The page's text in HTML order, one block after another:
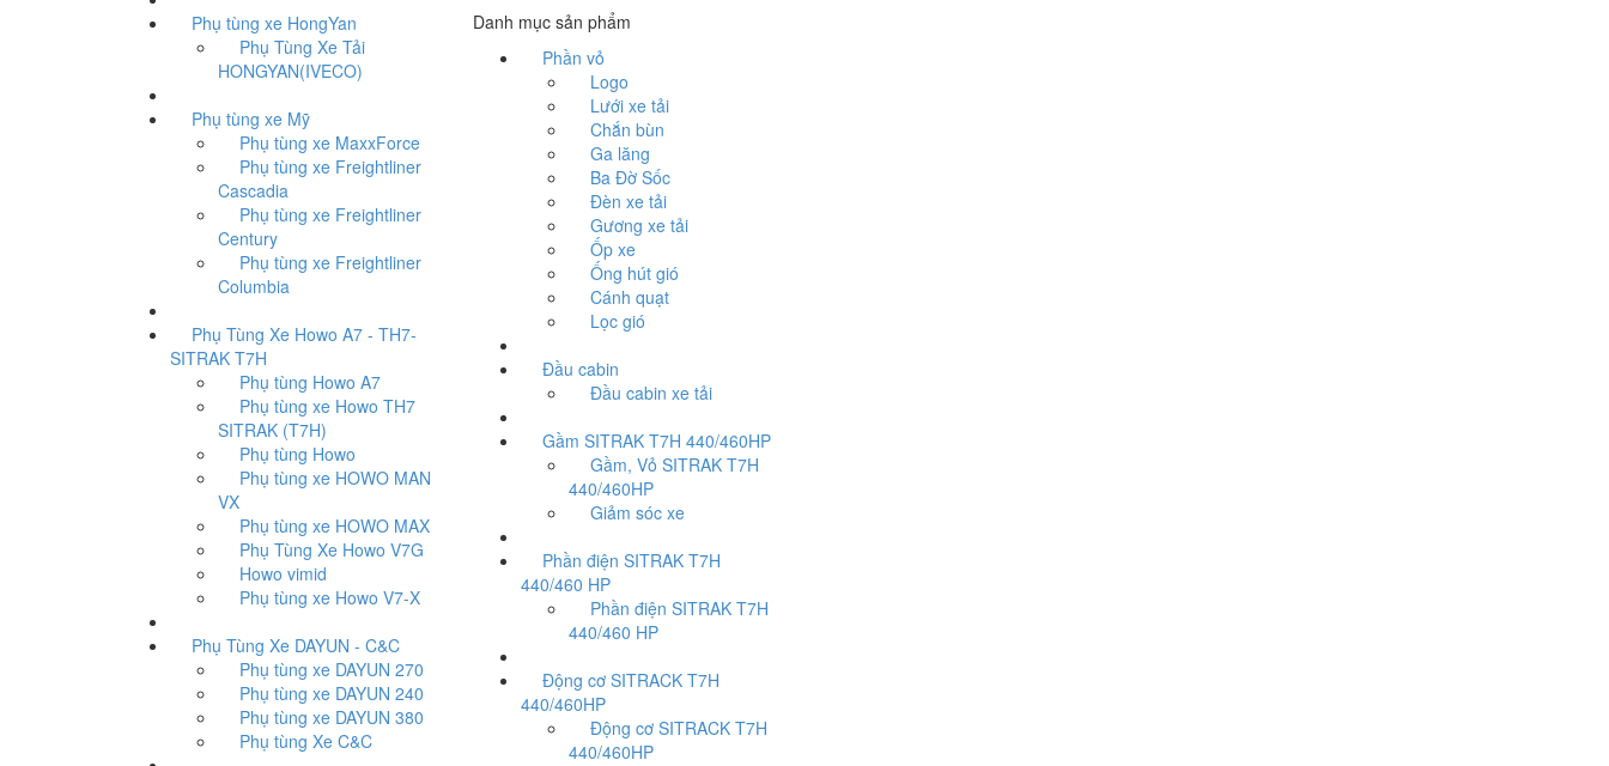
Phụ tùng xe HongYan
Phụ Tùng Xe Tải
HONGYAN(IVECO)
Phụ tùng xe Mỹ
Phụ tùng xe MaxxForce
Phụ tùng xe Freightliner
Cascadia
Phụ tùng xe Freightliner
Century
Phụ tùng xe Freightliner
Columbia
Phụ Tùng Xe Howo A7 - TH7-
SITRAK T7H
Phụ tùng Howo A7
Phụ tùng xe Howo TH7
SITRAK (T7H)
Phụ tùng Howo
Phụ tùng xe HOWO MAN
VX
Phụ tùng xe HOWO MAX
Phụ Tùng Xe Howo V7G
Howo vimid
Phụ tùng xe Howo V7-X
Phụ Tùng Xe DAYUN - C&C
Phụ tùng xe DAYUN 270
Phụ tùng xe DAYUN 240
Phụ tùng xe DAYUN 380
Phụ tùng Xe C&C
Danh mục sản phẩm
Phần vỏ
Logo
Lưới xe tải
Chắn bùn
Ga lăng
Ba Đờ Sốc
Đèn xe tải
Gương xe tải
Ốp xe
Ống hút gió
Cánh quạt
Lọc gió
Đầu cabin
Đầu cabin xe tải
Gầm SITRAK T7H 440/460HP
Gầm, Vỏ SITRAK T7H
440/460HP
Giảm sóc xe
Phần điện SITRAK T7H
440/460 HP
Phần điện SITRAK T7H
440/460 HP
Động cơ SITRACK T7H
440/460HP
Động cơ SITRACK T7H
440/460HP